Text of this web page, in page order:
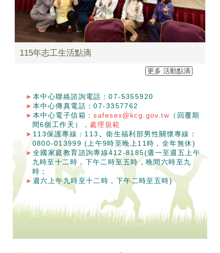
115年志工生活點滴
更多 活動點滴
本中心聯絡諮詢電話：07-5355920
本中心傳真電話：07-3357762
本中心電子信箱：safesex@kcg.gov.tw （回覆期
間6個工作天）， 處理規範
113保護專線：113 、衛生福利部男性關懷專線：
0800-013999 (上午9時至晚上11時，全年無休)
全國家庭教育諮詢專線412-8185(週一至週五上午
九時至十二時，下午二時至五時，晚間六時至九
時；
週六上午九時至十二時，下午二時至五時)